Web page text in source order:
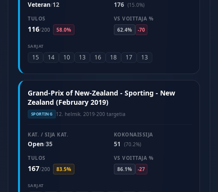
Veteran/12 176 (15.0%)
TULOS
116/200 58.0%
VS VOITTAJA %
62.4%
-70
SARJAT
15 14 10 13 16 18 17 13
Grand-Prix of New-Zealand - Sporting - New
Zealand (February 2019)
SPORTING 12. helmik. 2019·200 targetia
KAT. / SIJA KAT.
Open/35
KOKONAISSIJA
51
(70.2%)
TULOS
167/200 83.5%
VS VOITTAJA %
86.1%
-27
SARJAT